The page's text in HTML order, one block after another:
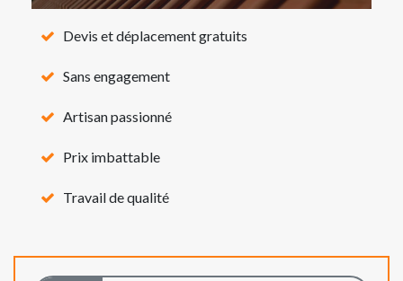
Devis et déplacement gratuits
Sans engagement
Artisan passionné
Prix imbattable
Travail de qualité